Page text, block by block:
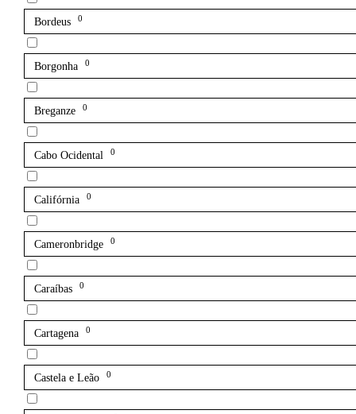
Bordeus 0
Borgonha 0
Breganze 0
Cabo Ocidental 0
Califórnia 0
Cameronbridge 0
Caraíbas 0
Cartagena 0
Castela e Leão 0